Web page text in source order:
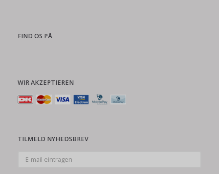
FIND OS PÅ
WIR AKZEPTIEREN
TILMELD NYHEDSBREV
mail